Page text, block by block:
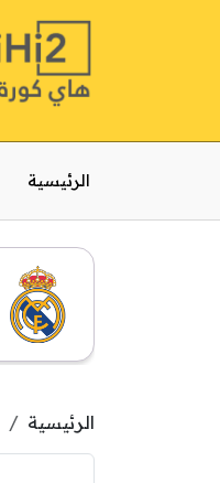
الرئيسية
الرئيسية